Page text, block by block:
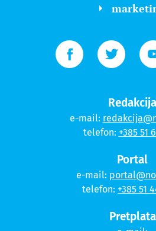
Redakcija
e-mail:
telefon: +385 51
Portal
e-mail:
telefon: +385 51
Pretplata